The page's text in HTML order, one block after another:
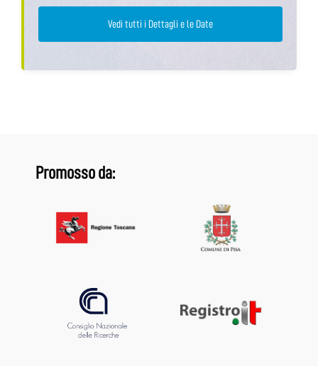
Vedi tutti i Dettagli e le Date
Promosso da: